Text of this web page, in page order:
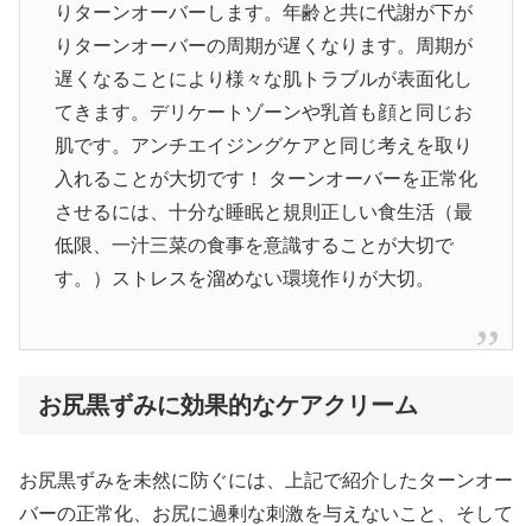
りターンオーバーします。年齢と共に代謝が下が
りターンオーバーの周期が遅くなります。周期が
遅くなることにより様々な肌トラブルが表面化し
てきます。デリケートゾーンや乳首も顔と同じお
肌です。アンチエイジングケアと同じ考えを取り
入れることが大切です！ ターンオーバーを正常化
させるには、十分な睡眠と規則正しい食生活（最
低限、一汁三菜の食事を意識することが大切で
す。）ストレスを溜めない環境作りが大切。
お尻黒ずみに効果的なケアクリーム
お尻黒ずみを未然に防ぐには、上記で紹介したターンオー
バーの正常化、お尻に過剰な刺激を与えないこと、そして